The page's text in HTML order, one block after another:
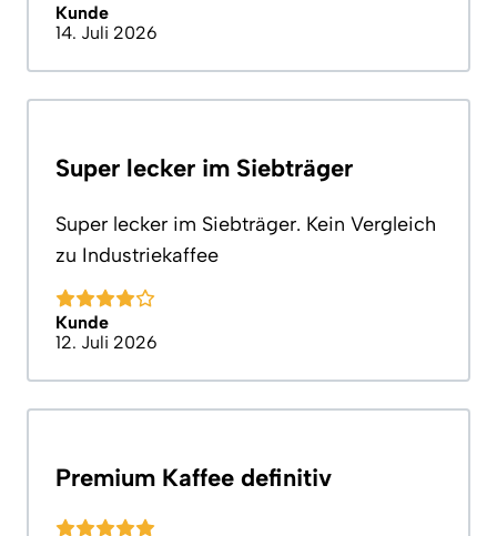
Kunde
14. Juli 2026
Super lecker im Siebträger
Super lecker im Siebträger. Kein Vergleich
zu Industriekaffee
Kunde
12. Juli 2026
Premium Kaffee definitiv